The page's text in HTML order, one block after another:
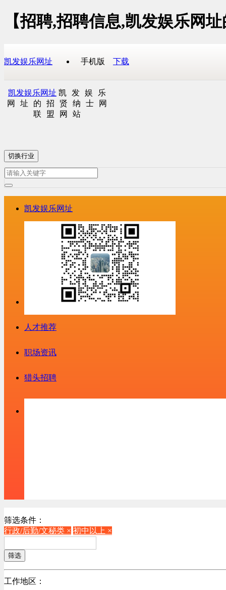
【招聘,招聘信息,凯发娱乐网
凯发娱乐网址 手机版 下载
凯发娱乐网址 凯发娱乐
网址的招贤纳士网
联盟网站
切换行业
凯发娱乐网址
人才推荐
职场资讯
猎头招聘
筛选条件：
行政/后勤/文秘类 × 初中以上 ×
筛选
工作地区：